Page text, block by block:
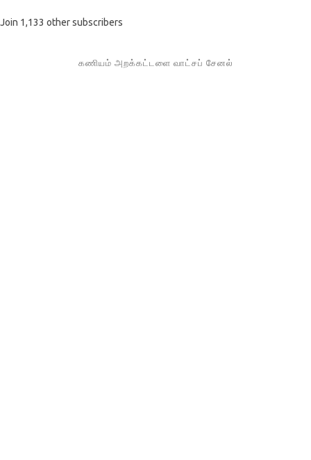
Join 1,133 other subscribers
கணியம் அறக்கட்டளை வாட்சப் சேனல்